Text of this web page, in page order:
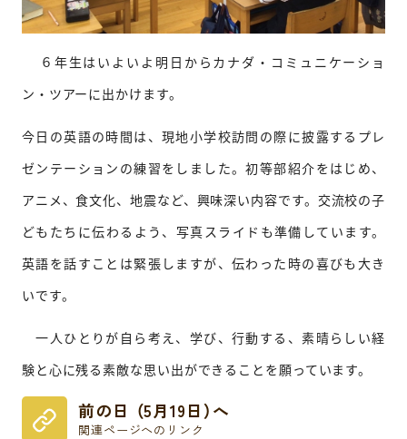
６年生はいよいよ明日からカナダ・コミュニケーショ
ン・ツアーに出かけます。
今日の英語の時間は、現地小学校訪問の際に披露するプレ
ゼンテーションの練習をしました。初等部紹介をはじめ、
アニメ、食文化、地震など、興味深い内容です。交流校の子
どもたちに伝わるよう、写真スライドも準備しています。
英語を話すことは緊張しますが、伝わった時の喜びも大き
いです。
一人ひとりが自ら考え、学び、行動する、素晴らしい経
験と心に残る素敵な思い出ができることを願っています。
前の日 （5月19日）へ
関連ページへのリンク